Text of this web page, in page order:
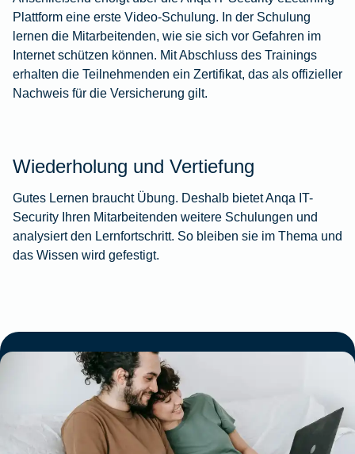
Plattform eine erste Video-Schulung. In der Schulung
lernen die Mitarbeitenden, wie sie sich vor Gefahren im
Internet schützen können. Mit Abschluss des Trainings
erhalten die Teilnehmenden ein Zertifikat, das als offizieller
Nachweis für die Versicherung gilt.
Wiederholung und Vertiefung
Gutes Lernen braucht Übung. Deshalb bietet Anqa IT-
Security Ihren Mitarbeitenden weitere Schulungen und
analysiert den Lernfortschritt. So bleiben sie im Thema und
das Wissen wird gefestigt.